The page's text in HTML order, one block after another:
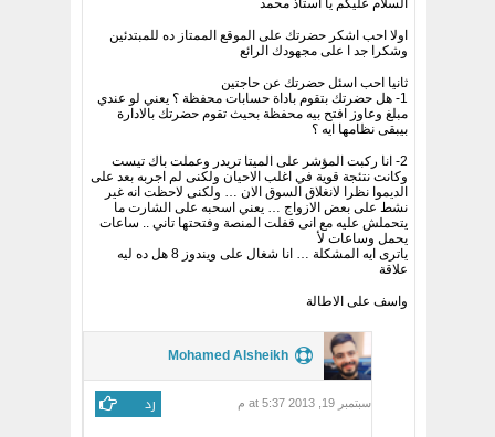
اولا احب اشكر حضرتك على الموقع الممتاز ده للمبتدئين
وشكرا جد ا على مجهودك الرائع
ثانيا احب اسئل حضرتك عن حاجتين
1- هل حضرتك بتقوم باداة حسابات محفظة ؟ يعني لو عندي
مبلغ وعاوز افتح بيه محفظة بحيث تقوم حضرتك بالادارة
بيبقى نظامها ايه ؟
2- انا ركبت المؤشر على الميتا تريدر وعملت باك تيست
وكانت نتئجة قوية في اغلب الاحيان ولكنى لم اجربه بعد على
الديموا نظرا لانغلاق السوق الان … ولكنى لاحظت انه غير
نشط على بعض الازواج … يعني اسحبه على الشارت ما
يتحملش عليه مع انى قفلت المنصة وفتحتها تاني .. ساعات
يحمل وساعات لأ
ياترى ايه المشكلة … انا شغال على ويندوز 8 هل ده ليه
علاقة
واسف على الاطالة
Mohamed Alsheikh
سبتمبر 19, 2013 at 5:37 م رد